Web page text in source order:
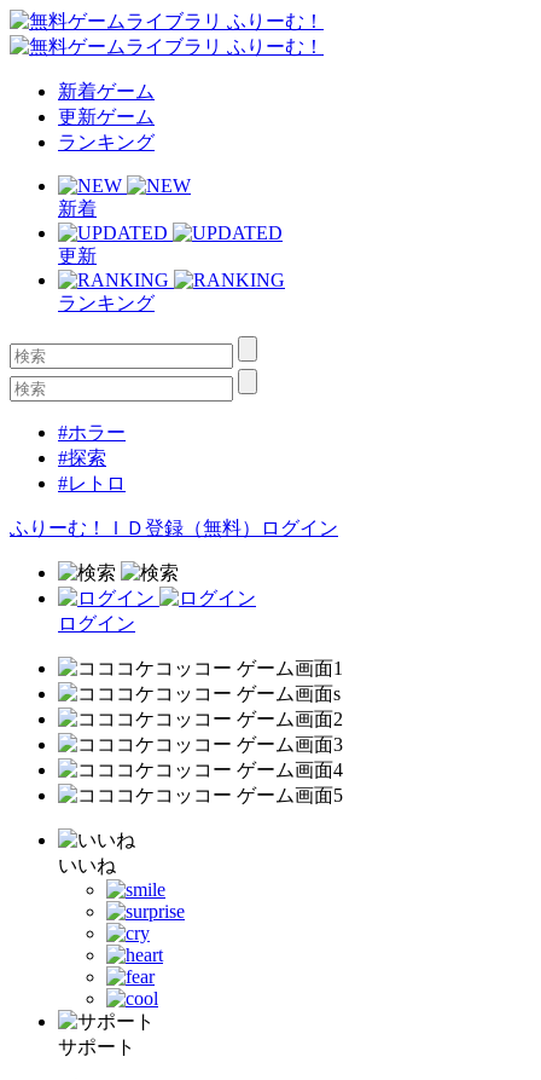
新着ゲーム
更新ゲーム
ランキング
新着
更新
ランキング
#ホラー
#探索
#レトロ
ふりーむ！ＩＤ登録（無料） ログイン
ログイン
いいね
サポート